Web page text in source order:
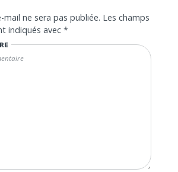
ne sera pas publiée. Les champs
indiqués avec *